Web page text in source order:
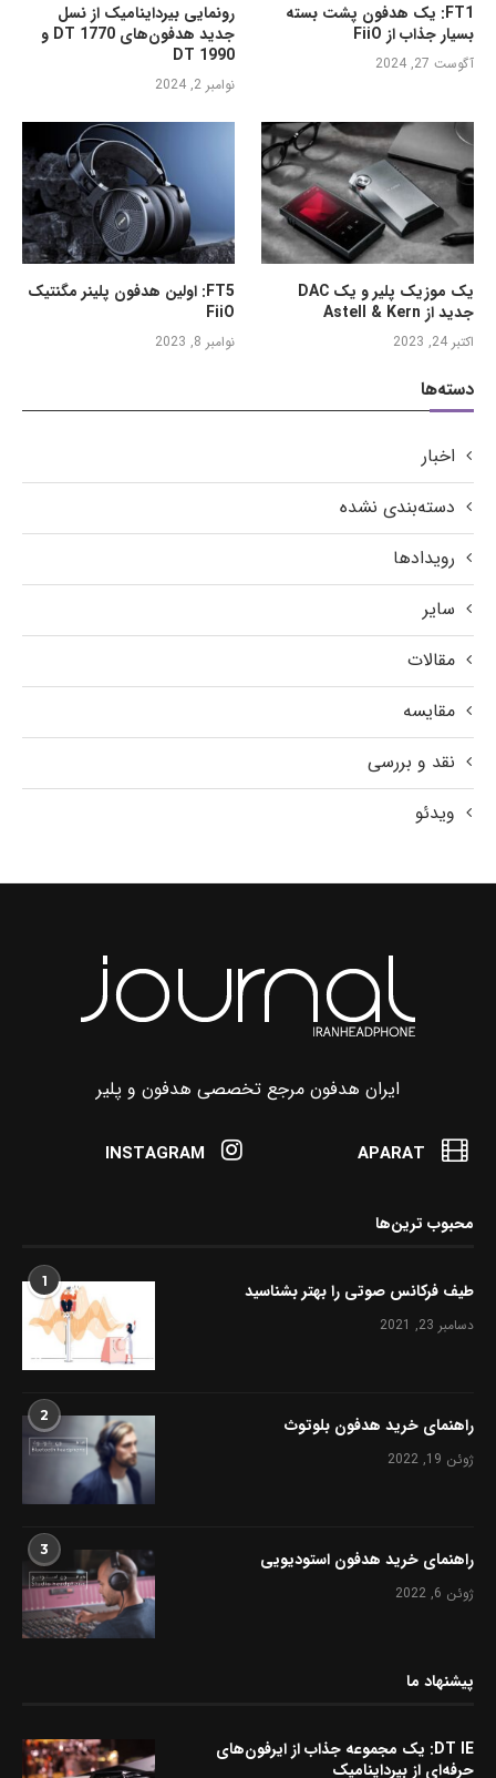
رونمایی بیرداینامیک از نسل
جدید هدفون‌های DT 1770 و
DT 1990
نوامبر 2, 2024
FT1: یک هدفون پشت بسته
بسیار جذاب از FiiO
آگوست 27, 2024
FT5: اولین هدفون پلینر مگنتیک
FiiO
نوامبر 8, 2023
یک موزیک پلیر و یک DAC
جدید از Astell & Kern
اکتبر 24, 2023
دسته‌ها
اخبار
دسته‌بندی نشده
رویدادها
سایر
مقالات
مقایسه
نقد و بررسی
ویدئو
ایران هدفون مرجع تخصصی هدفون و پلیر
APARAT
INSTAGRAM
محبوب ترین‌ها
1 طیف فرکانس صوتی را بهتر بشناسید
دسامبر 23, 2021
2 راهنمای خرید هدفون بلوتوث
ژوئن 19, 2022
3 راهنمای خرید هدفون استودیویی
ژوئن 6, 2022
پیشنهاد ما
DT IE: یک مجموعه جذاب از ایرفون‌های
حرفه‌ای از بیرداینامیک